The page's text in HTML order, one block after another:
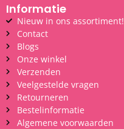
Informatie
Nieuw in ons assortiment!
Contact
Blogs
Onze winkel
Verzenden
Veelgestelde vragen
Retourneren
Bestelinformatie
Algemene voorwaarden